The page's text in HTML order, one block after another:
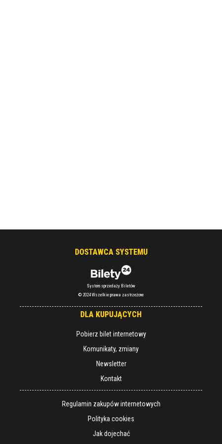
DOSTAWCA SYSTEMU
System sprzedaży Biletów
© 2024 Wszelkie prawa zastrzeżone
DLA KUPUJĄCYCH
Pobierz bilet internetowy
Komunikaty, zmiany
Newsletter
Kontakt
Regulamin zakupów internetowych
Polityka cookies
Jak dojechać